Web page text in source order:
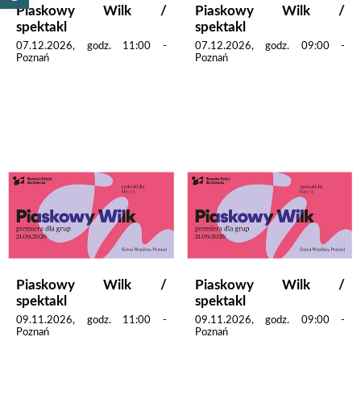
Piaskowy Wilk /
spektakl
07.12.2026, godz. 11:00 -
Poznań
Piaskowy Wilk /
spektakl
07.12.2026, godz. 09:00 -
Poznań
Piaskowy Wilk /
spektakl
09.11.2026, godz. 11:00 -
Poznań
Piaskowy Wilk /
spektakl
09.11.2026, godz. 09:00 -
Poznań